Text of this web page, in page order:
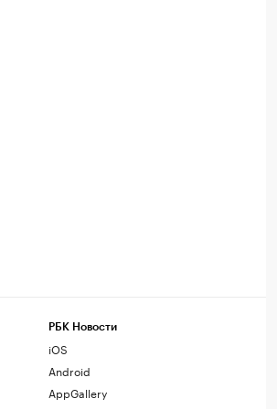
РБК Новости
iOS
Android
AppGallery